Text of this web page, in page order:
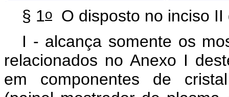
§ 1o O disposto no inciso
I - alcança somente os
relacionados no Anexo I
em componentes de